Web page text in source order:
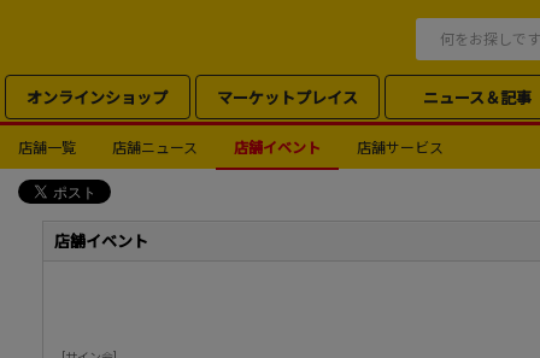
オンラインショップ マーケットプレイス ニュース＆記事
店舗一覧 店舗ニュース 店舗イベント 店舗サービス
店舗イベント